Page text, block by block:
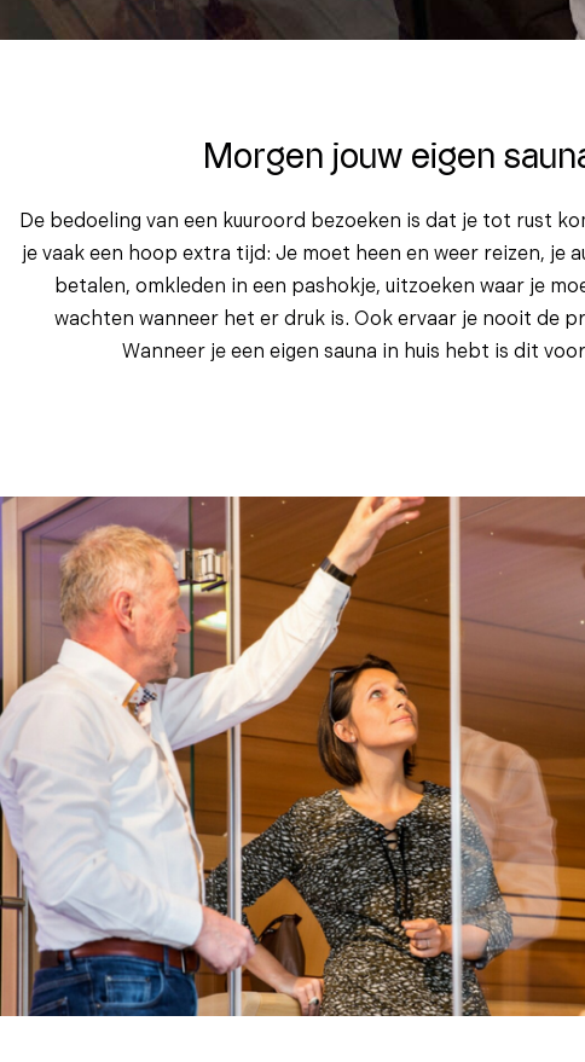
Morgen jouw eigen
De bedoeling van een kuuroord bezoeken is dat je tot rust
je vaak een hoop extra tijd: Je moet heen en weer reizen, je
betalen, omkleden in een pashokje, uitzoeken waar je
wachten wanneer het er druk is. Ook ervaar je nooit de
Wanneer je een eigen sauna in huis hebt is dit